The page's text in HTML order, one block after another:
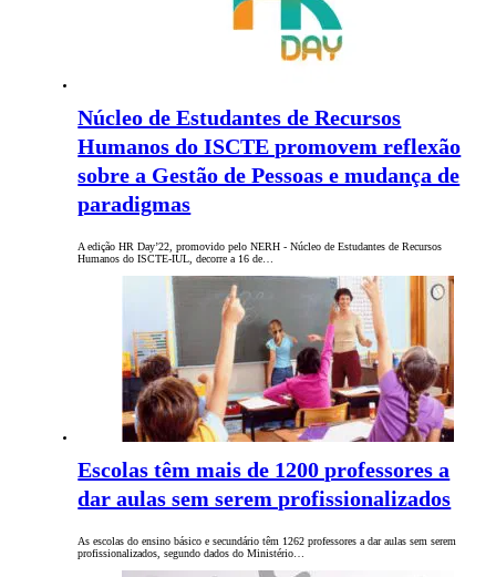
Núcleo de Estudantes de Recursos
Humanos do ISCTE promovem reflexão
sobre a Gestão de Pessoas e mudança de
paradigmas
A edição HR Day’22, promovido pelo NERH - Núcleo de Estudantes de Recursos
Humanos do ISCTE-IUL, decorre a 16 de…
Escolas têm mais de 1200 professores a
dar aulas sem serem profissionalizados
As escolas do ensino básico e secundário têm 1262 professores a dar aulas sem serem
profissionalizados, segundo dados do Ministério…